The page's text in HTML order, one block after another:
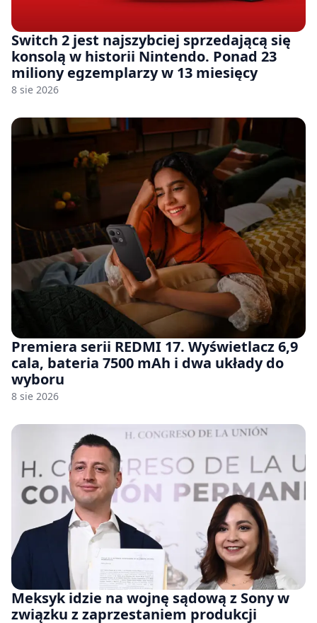
Switch 2 jest najszybciej sprzedającą się
konsolą w historii Nintendo. Ponad 23
miliony egzemplarzy w 13 miesięcy
8 sie 2026
Premiera serii REDMI 17. Wyświetlacz 6,9
cala, bateria 7500 mAh i dwa układy do
wyboru
8 sie 2026
Meksyk idzie na wojnę sądową z Sony w
związku z zaprzestaniem produkcji